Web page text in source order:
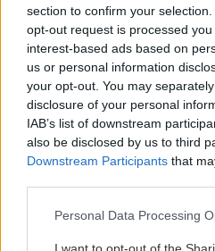
section to confirm your
opt-out request is processed
interest-based ads based on
us or personal information
your opt-out. You may
disclosure of your personal
IAB’s list of downstream
also be disclosed by us to third
Downstream Participants that
Please note that this website/
Personal Data Processing
Τι γυρεύει ένα
ψαρο-μεζεδοπωλεία της
Art of Bragi, χρόνια στο
τοποθεσία ακριβώς
όμορφη διακόσμηση με
που δημιουργούν ιδανική
ποικιλία από spirits για